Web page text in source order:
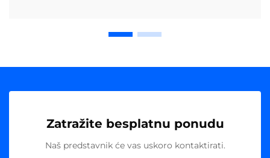
Zatražite besplatnu ponudu
Naš predstavnik će vas uskoro kontaktirati.